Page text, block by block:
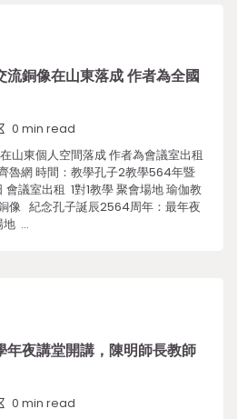
銅像在山東落成 作者為全國
0 min read
山東個人空間落成 作者為會議室出租
魯網 時間：教學孔子2教學564年暨
議室出租 1對1教學 聚會場地 瑜伽教
像 紀念孔子誕辰2564周年：最年夜
地 …
年夜講堂開講，陳明師長教師
0 min read